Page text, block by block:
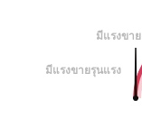
มีแรงขาย
มีแรงขายรุนแรง